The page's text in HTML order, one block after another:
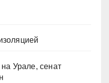
Урале, сенат